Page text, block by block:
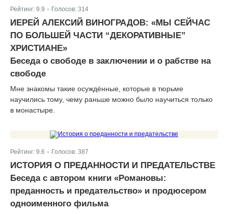
Рейтинг: 9.9 Голосов: 314
ИЕРЕЙ АЛЕКСИЙ ВИНОГРАДОВ: «МЫ СЕЙЧАС
ПО БОЛЬШЕЙ ЧАСТИ “ДЕКОРАТИВНЫЕ”
ХРИСТИАНЕ»
Беседа о свободе в заключении и о рабстве на
свободе
Мне знакомы такие осуждённые, которые в тюрьме
научились тому, чему раньше можно было научиться только
в монастыре.
Рейтинг: 9.6 Голосов: 387
ИСТОРИЯ О ПРЕДАННОСТИ И ПРЕДАТЕЛЬСТВЕ
Беседа с автором книги «Романовы:
преданность и предательство» и продюсером
одноименного фильма